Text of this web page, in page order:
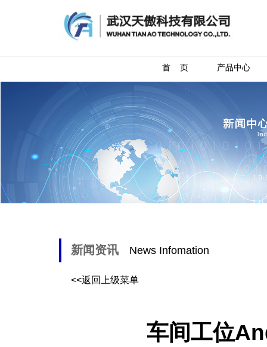
首 页 产品中心
新闻资讯 News Infomation
<<返回上级菜单
车间工位